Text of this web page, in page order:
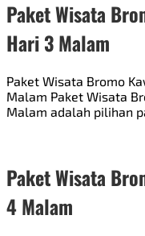
Paket Wisata
Hari 3 Malam
Paket Wisata Bromo
Malam Paket Wisata
Malam adalah pilihan
Paket Wisata
4 Malam